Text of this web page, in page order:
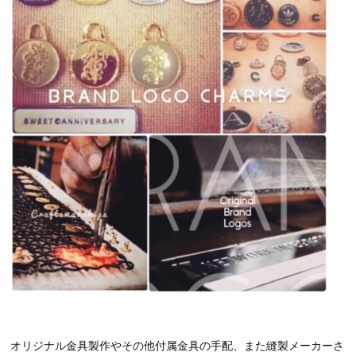
オリジナル金具製作やその他付属金具の手配、また縫製メーカーさ